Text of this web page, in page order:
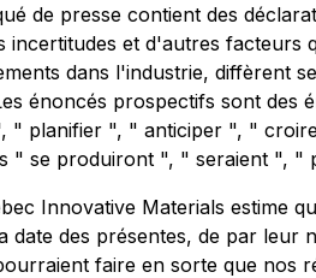
de presse contient des
incertitudes et d'autres facteurs
dans l'industrie, diffèrent
énoncés prospectifs sont des
" planifier ", " anticiper ", "
" se produiront ", " seraient ",
Innovative Materials estime
date des présentes, de par leur
faire en sorte que nos